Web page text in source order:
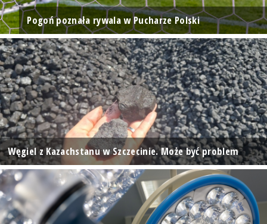
Pogoń poznała rywala w Pucharze Polski
Węgiel z Kazachstanu w Szczecinie. Może być problem